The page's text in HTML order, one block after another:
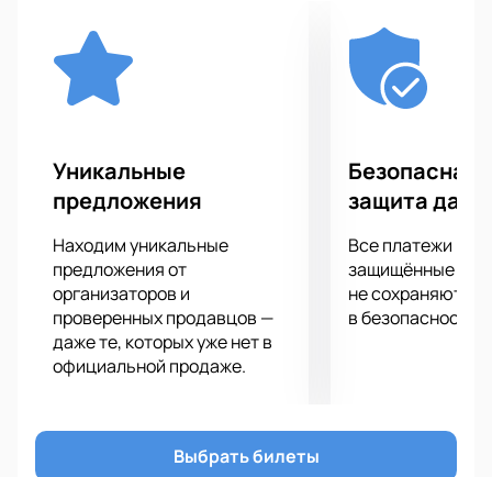
Оксана Домнина
Максим Шабалин
Мария Петрова
Повилас Ванагас
Албена Денкова и многие другие!
Уникальные
предложения
Находим уникальные
предложения от
организаторов и
проверенных продавцов —
даже те, которых уже нет в
официальной продаже.
Безопасная
защита
Все платежи
защищённые
не сохраняются
в безопасности.
Выбрать билеты